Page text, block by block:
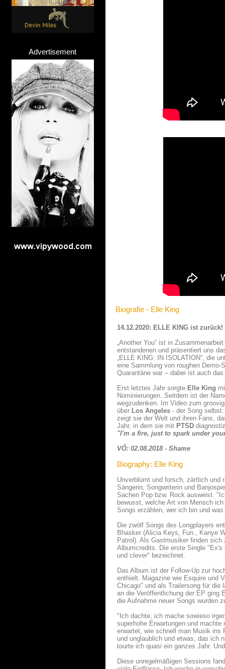
Advertisement
Biografie - Elle King
14.12.2020: ELLE KING ist zurück!
„Another You“ ist in
entstandenen und präsentiert uns
„ELLE KING: IN ISOLATION“, die
eine Sammlung von roughen
Quarantäne war – dabei ist auch
Erst letztes Jahr sorgte Elle King
Nominierungen. Seitdem ist der
wegzudenken. Im Video zum
über Los Angeles - der Song
zeigt sie der Welt und ihren Fans,
Jahr, in dem sie mit PTSD
"I'm a fire, just to spark under
VÖ: 02.08.2018 - Shame
Biography: Elle King
Unverblümt und forsch, zärtlich und
Sängerin, Songwriterin und
Sachen Pop bzw. Rock ausweist.
bewusst, welche Art von Mensch
Songs erzählen, wer ich bin und
Die zwölf Songs des Longplayers
Bhasker (Alicia Keys, Fun., Kanye
Patrol). Als Gastmusiker finden
Albumcredits. Die erste Single
und clever" bezeichnet.
Das Album ist der Follow-Up zur
enthielt. Magazine wie Esquire und
Chicago" und als Trailersong für die
an die Veröffentlichung der EP ging
die Aufnahme neuer Songs wurden
"Ich dachte, ich mache sowieso
superhohe Erwartungen und
erwartet, wie schnell man Musik ins
und unglaublich und etwas, das ich
tourte ich quasi ein ganzes Jahr.
Diese unregelmäßigen Sessions